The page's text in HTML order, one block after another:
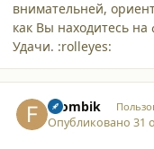
внимательней,
как Вы находитесь
Удачи. :rolleyes:
Frombik
Опубликовано31